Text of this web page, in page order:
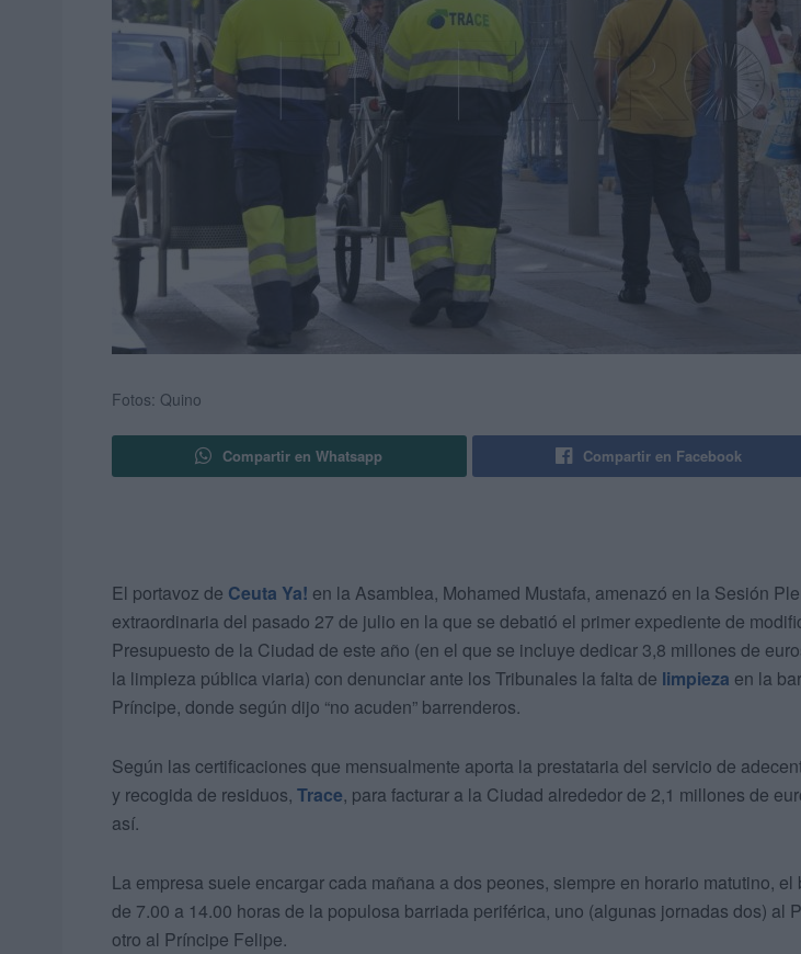
Fotos: Quino
Compartir en Whatsapp Compartir en Facebook
El portavoz de Ceuta Ya! en la Asamblea, Mohamed Mustafa, amenazó en la Sesión
extraordinaria del pasado 27 de julio en la que se debatió el primer expediente de
Presupuesto de la Ciudad de este año (en el que se incluye dedicar 3,8 millones de
la limpieza pública viaria) con denunciar ante los Tribunales la falta de limpieza en la
Príncipe, donde según dijo “no acuden” barrenderos.
Según las certificaciones que mensualmente aporta la prestataria del servicio de
y recogida de residuos, Trace, para facturar a la Ciudad alrededor de 2,1 millones de
así.
La empresa suele encargar cada mañana a dos peones, siempre en horario matutino, el
de 7.00 a 14.00 horas de la populosa barriada periférica, uno (algunas jornadas dos) al
otro al Príncipe Felipe.